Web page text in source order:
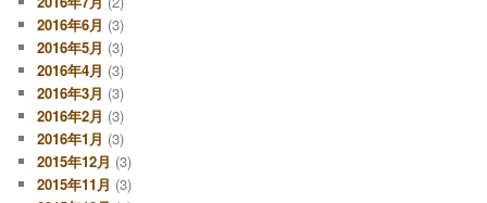
2016年6月 (3)
2016年5月 (3)
2016年4月 (3)
2016年3月 (3)
2016年2月 (3)
2016年1月 (3)
2015年12月 (3)
2015年11月 (3)